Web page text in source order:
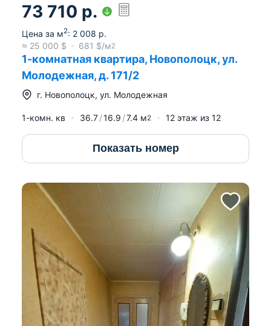
73 710 р.
Цена за м2: 2 008 р.
≈ 25 000 $ 681 $/м2
1-комнатная квартира, Новополоцк, ул.
Молодежная, д. 171/2
г. Новополоцк, ул. Молодежная
1-комн. кв 36.7 16.9 7.4 м2 12 этаж из 12
Показать номер